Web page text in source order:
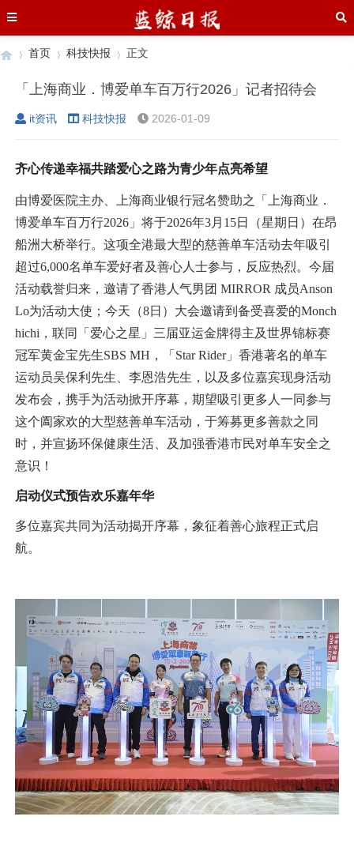
›
首页
›
科技快报
›
正文
「上海商业．博爱单车百万行2026」记者招待会
it资讯 科技快报 2026-01-09
齐心传递幸福共踏爱心之路为青少年点亮希望
由博爱医院主办、上海商业银行冠名赞助之「上海商业．
博爱单车百万行2026」将于2026年3月15日（星期日）在昂
船洲大桥举行。这项全港最大型的慈善单车活动去年吸引
超过6,000名单车爱好者及善心人士参与，反应热烈。今届
活动载誉归来，邀请了香港人气男团 MIRROR 成员Anson
Lo为活动大使；今天（8日）大会邀请到备受喜爱的Monch
hichi，联同「爱心之星」三届亚运金牌得主及世界锦标赛
冠军黄金宝先生SBS MH，「Star Rider」香港著名的单车
运动员吴保利先生、李恩浩先生，以及多位嘉宾现身活动
发布会，携手为活动掀开序幕，期望吸引更多人一同参与
这个阖家欢的大型慈善单车活动，于筹募更多善款之同
时，并宣扬环保健康生活、及加强香港市民对单车安全之
意识！
启动仪式预告欢乐嘉年华
多位嘉宾共同为活动揭开序幕，象征着善心旅程正式启
航。